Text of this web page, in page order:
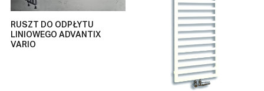
RUSZT DO ODPŁYTU
LINIOWEGO ADVANTIX
VARIO